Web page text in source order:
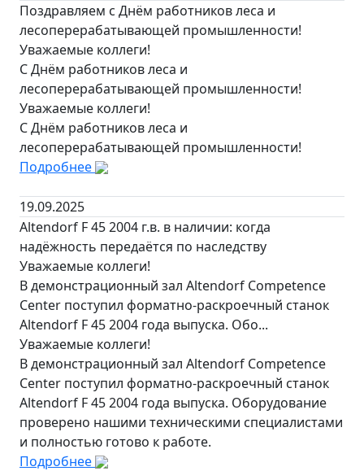
Поздравляем с Днём работников леса и
лесоперерабатывающей промышленности!
Уважаемые коллеги!
С Днём работников леса и
лесоперерабатывающей промышленности!
Уважаемые коллеги!
С Днём работников леса и
лесоперерабатывающей промышленности!
Подробнее
19.09.2025
Altendorf F 45 2004 г.в. в наличии: когда
надёжность передаётся по наследству
Уважаемые коллеги!
В демонстрационный зал Altendorf Competence
Center поступил форматно-раскроечный станок
Altendorf F 45 2004 года выпуска. Обо...
Уважаемые коллеги!
В демонстрационный зал Altendorf Competence
Center поступил форматно-раскроечный станок
Altendorf F 45 2004 года выпуска. Оборудование
проверено нашими техническими специалистами
и полностью готово к работе.
Подробнее